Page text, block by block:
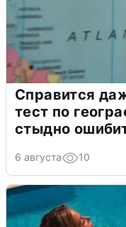
Справится
тест по
стыдно
6 августа 10